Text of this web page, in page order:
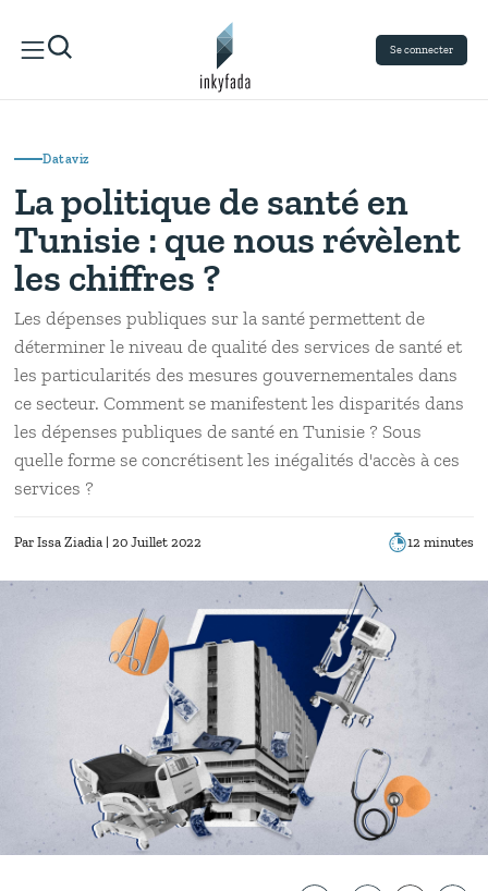
Se connecter
Dataviz
La politique de santé en
Tunisie : que nous révèlent
les chiffres ?
Les dépenses publiques sur la santé permettent de
déterminer le niveau de qualité des services de santé et
les particularités des mesures gouvernementales dans
ce secteur. Comment se manifestent les disparités dans
les dépenses publiques de santé en Tunisie ? Sous
quelle forme se concrétisent les inégalités d'accès à ces
services ?
Par Issa Ziadia | 20 Juillet 2022 12 minutes